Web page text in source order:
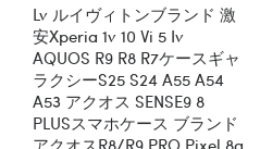
Lv ルイヴィトンブランド 激
安xperia 1v 10 Vi 5 Iv
AQUOS R9 R8 R7ケースギャ
ラクシーs25 S24 A55 A54
A53 アクオス SENSE9 8
PLUSスマホケース ブランド